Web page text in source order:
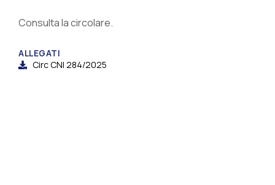
Consulta la circolare.
ALLEGATI
Circ CNI 284/2025